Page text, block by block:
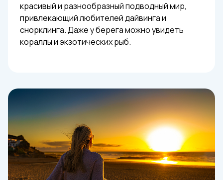
красивый и разнообразный подводный мир,
привлекающий любителей дайвинга и
снорклинга. Даже у берега можно увидеть
кораллы и экзотических рыб.